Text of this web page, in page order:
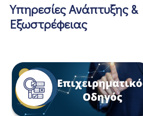
Υπηρεσίες Ανάπτυξης &
Εξωστρέφειας